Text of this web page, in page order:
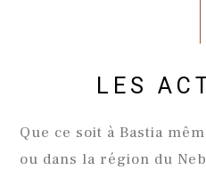
LES
Que ce soit à Bastia
ou dans la région du